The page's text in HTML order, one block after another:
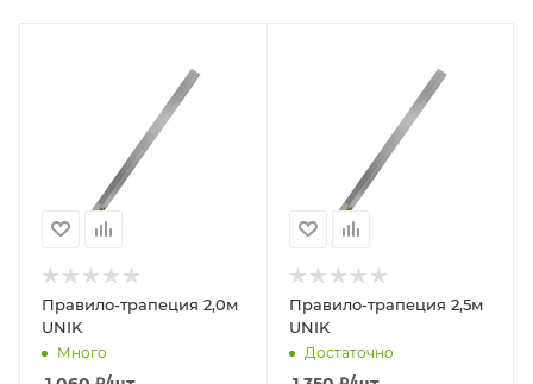
Правило-трапеция 2,0м
UNIK
Много
Правило-трапеция 2,5м
UNIK
Достаточно